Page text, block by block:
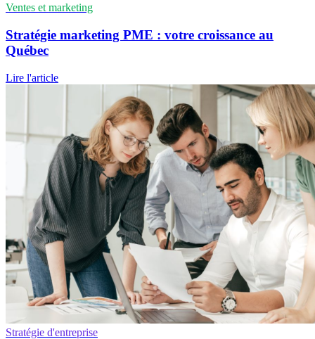
Ventes et marketing
Stratégie marketing PME : votre croissance au
Québec
Lire l'article
Stratégie d'entreprise